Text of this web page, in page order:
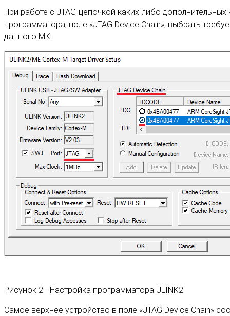
При работе с JTAG-цепочкой каких-либо
программатора, поле «JTAG Device Chain», выбрать
данного МК.
Рисунок 2 - Настройка программатора ULINK2
Самое верхнее устройство в поле «JTAG Device Chain»